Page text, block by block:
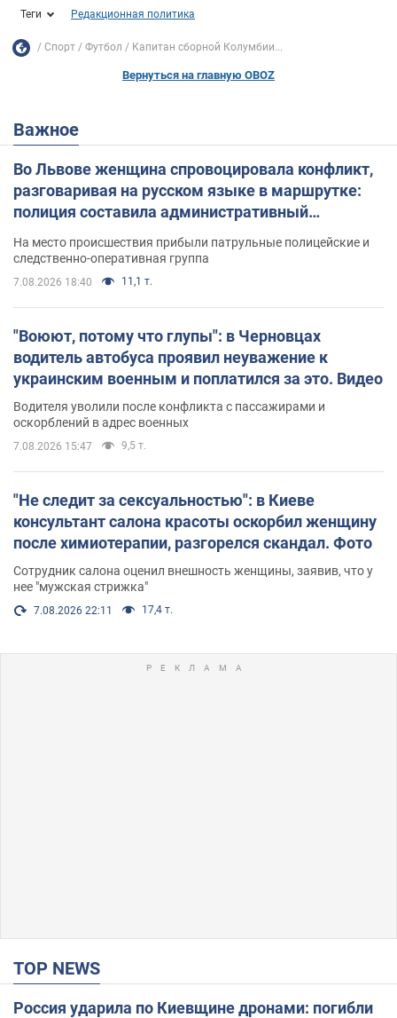
Теги Редакционная политика
Спорт Футбол Капитан сборной Колумбии...
Вернуться на главную OBOZ
Важное
Во Львове женщина спровоцировала конфликт,
разговаривая на русском языке в маршрутке:
полиция составила административный
На место происшествия прибыли патрульные полицейские и
следственно-оперативная группа
7.08.2026 18:40 11,1 т.
"Воюют, потому что глупы": в Черновцах
водитель автобуса проявил неуважение к
украинским военным и поплатился за это. Видео
Водителя уволили после конфликта с пассажирами и
оскорблений в адрес военных
7.08.2026 15:47 9,5 т.
"Не следит за сексуальностью": в Киеве
консультант салона красоты оскорбил женщину
после химиотерапии, разгорелся скандал. Фото
Сотрудник салона оценил внешность женщины, заявив, что у
нее "мужская стрижка"
7.08.2026 22:11 17,4 т.
TOP NEWS
Россия ударила по Киевщине дронами: погибли